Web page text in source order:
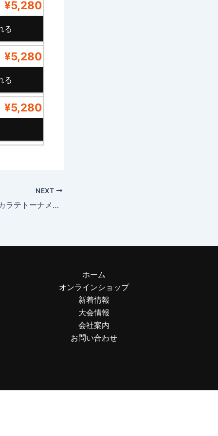
¥5,280
¥5,280
¥5,280
NEXT
第27回チャレンジカラテトーナメントのトーナメントはこちら
ホーム
オンラインショップ
新着情報
大会情報
会社案内
お問い合わせ